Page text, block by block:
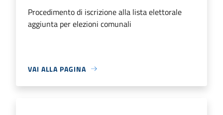
Procedimento di iscrizione alla lista elettorale
aggiunta per elezioni comunali
VAI ALLA PAGINA